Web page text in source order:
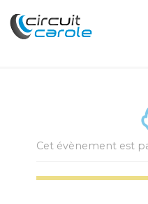
Cet évènement est